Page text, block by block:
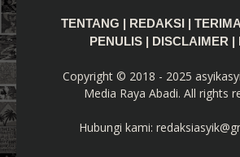
TENTANG REDAKSI
PENULIS
DISCLAIMER
Copyright © 2018 - 2025
Media Raya Abadi. All rights
Hubungi kami: